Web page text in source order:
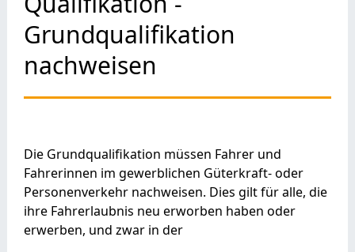
Grundqualifikation
nachweisen
Die Grundqualifikation müssen Fahrer und
Fahrerinnen im gewerblichen Güterkraft- oder
Personenverkehr nachweisen. Dies gilt für alle, die
ihre Fahrerlaubnis neu erworben haben oder
erwerben, und zwar in der